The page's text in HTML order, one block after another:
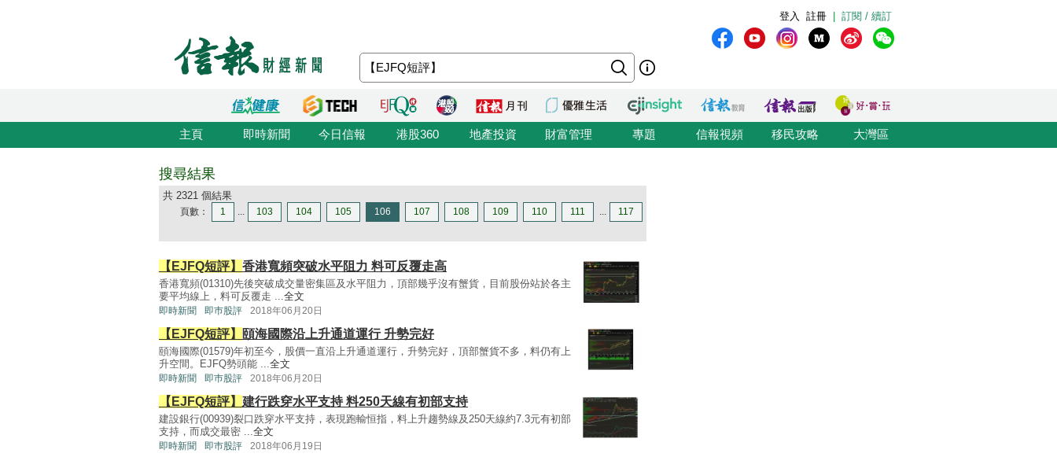
訂閱 / 續訂
註冊
登入
主頁 即時新聞 今日信報 港股360 地產投資 財富管理 專題 信報視頻 移民攻略 大灣區
搜尋結果
共 2321 個結果
頁數： 1 ... 103 104 105 106 107 108 109 110 111 ... 117
【EJFQ短評】 香港寬頻突破水平阻力 料可反覆走高
香港寬頻(01310)先後突破成交量密集區及水平阻力，頂部幾乎沒有蟹貨，目前股份站於各主
要平均線上，料可反覆走 ...全文
即時新聞 即巿股評 2018年06月20日
【EJFQ短評】 頤海國際沿上升通道運行 升勢完好
頤海國際(01579)年初至今，股價一直沿上升通道運行，升勢完好，頂部蟹貨不多，料仍有上
升空間。EJFQ勢頭能 ...全文
即時新聞 即巿股評 2018年06月20日
【EJFQ短評】 建行跌穿水平支持 料250天線有初部支持
建設銀行(00939)裂口跌穿水平支持，表現跑輸恒指，料上升趨勢線及250天線約7.3元有初部
支持，而成交最密 ...全文
即時新聞 即巿股評 2018年06月19日